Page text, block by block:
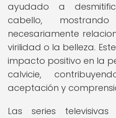
ayudado a
cabello,
necesariamente
virilidad o la belleza.
impacto positivo en la
calvicie,
aceptación y
Las series